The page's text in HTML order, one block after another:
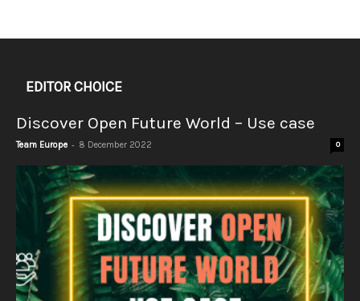
EDITOR CHOICE
Discover Open Future World – Use case
Team Europe - 8 December 2022 0